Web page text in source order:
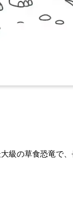
の草食恐竜で、